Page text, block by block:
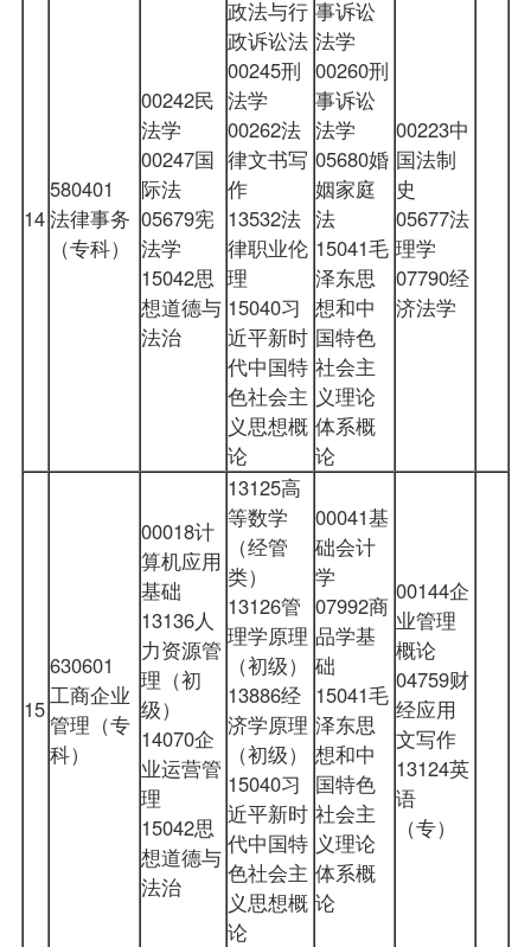
14
580401
法律事务
（专科）
00242民
法学
00247国
际法
05679宪
法学
15042思
想道德与
法治
政法与行
政诉讼法
00245刑
法学
00262法
律文书写
作
13532法
律职业伦
理
15040习
近平新时
代中国特
色社会主
义思想概
论
事诉讼
法学
00260刑
事诉讼
法学
05680婚
姻家庭
法
15041毛
泽东思
想和中
国特色
社会主
义理论
体系概
论
00223中
国法制
史
05677法
理学
07790经
济法学
15
630601
工商企业
管理（专
科）
00018计
算机应用
基础
13136人
力资源管
理（初
级）
14070企
业运营管
理
15042思
想道德与
法治
13125高
等数学
（经管
类）
13126管
理学原理
（初级）
13886经
济学原理
（初级）
15040习
近平新时
代中国特
色社会主
义思想概
论
00041基
础会计
学
07992商
品学基
础
15041毛
泽东思
想和中
国特色
社会主
义理论
体系概
论
00144企
业管理
概论
04759财
经应用
文写作
13124英
语
（专）